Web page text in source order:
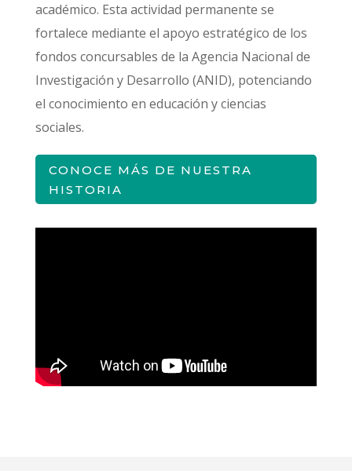
académico. Esta actividad permanente se
fortalece mediante el apoyo estratégico de los
fondos concursables de la Agencia Nacional de
Investigación y Desarrollo (ANID), potenciando
el conocimiento en educación y ciencias
sociales.
CONOCE MÁS DE NUESTRA
HISTORIA